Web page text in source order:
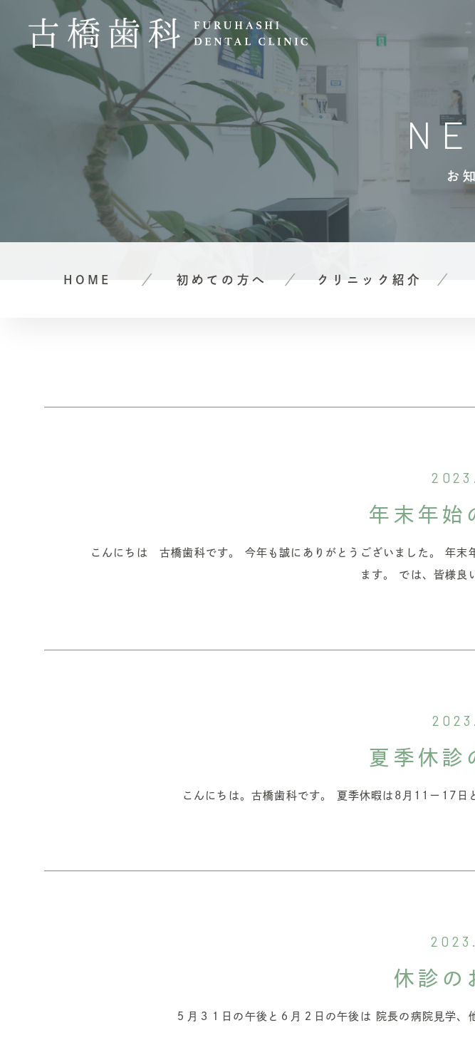
HOME 初めての方へ クリニック紹介
お
年末年始
こんにちは 古橋歯科です。 今年も誠にありがとうございました。 年
ます。 では、皆様良
夏季休診
こんにちは。古橋歯科です。 夏季休暇は8月11ー17日
休診の
５月３１日の午後と６月２日の午後は 院長の病院見学、